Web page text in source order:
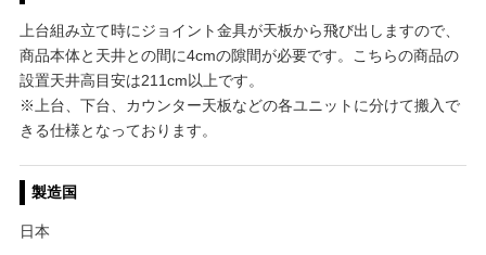
上台組み立て時にジョイント金具が天板から飛び出しますので、
商品本体と天井との間に4cmの隙間が必要です。こちらの商品の
設置天井高目安は211cm以上です。
※上台、下台、カウンター天板などの各ユニットに分けて搬入で
きる仕様となっております。
製造国
日本